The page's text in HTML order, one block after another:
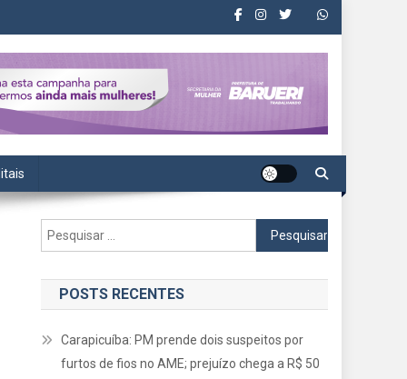
Pesquisar
por:
POSTS RECENTES
Carapicuíba: PM prende dois suspeitos por
furtos de fios no AME; prejuízo chega a R$ 50